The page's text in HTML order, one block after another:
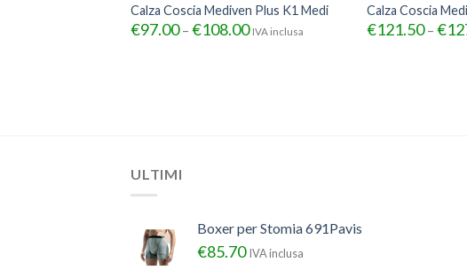
Calza Coscia Mediven Plus K1 Medi
€97.00– €108.00 IVA inclusa
Calza Coscia
€121.50–€
ULTIMI
Boxer per Stomia 691Pavis
€85.70 IVA inclusa